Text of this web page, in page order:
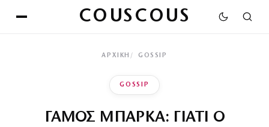
COUSCOUS
ΑΡΧΙΚΉ GOSSIP
GOSSIP
ΓΑΜΟΣ ΜΠΑΡΚΑ: ΓΙΑΤΙ Ο